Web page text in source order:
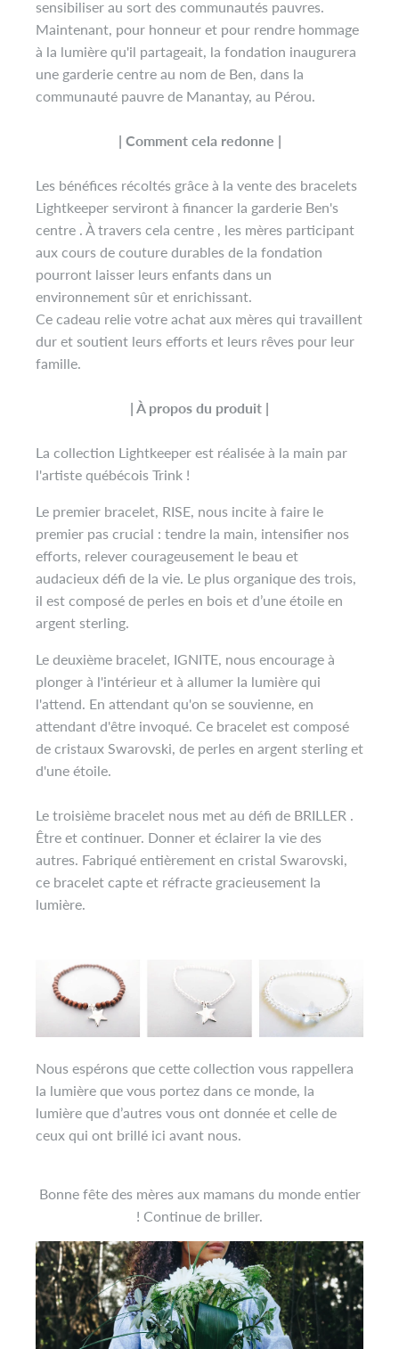
sensibiliser au sort des communautés pauvres.
Maintenant, pour honneur et pour rendre hommage
à la lumière qu'il partageait, la fondation inaugurera
une garderie centre au nom de Ben, dans la
communauté pauvre de Manantay, au Pérou.
| Comment cela redonne |
Les bénéfices récoltés grâce à la vente des bracelets
Lightkeeper serviront à financer la garderie Ben's
centre . À travers cela centre , les mères participant
aux cours de couture durables de la fondation
pourront laisser leurs enfants dans un
environnement sûr et enrichissant.
Ce cadeau relie votre achat aux mères qui travaillent
dur et soutient leurs efforts et leurs rêves pour leur
famille.
| À propos du produit |
La collection Lightkeeper est réalisée à la main par
l'artiste québécois Trink !
Le premier bracelet, RISE, nous incite à faire le
premier pas crucial : tendre la main, intensifier nos
efforts, relever courageusement le beau et
audacieux défi de la vie. Le plus organique des trois,
il est composé de perles en bois et d’une étoile en
argent sterling.
Le deuxième bracelet, IGNITE, nous encourage à
plonger à l'intérieur et à allumer la lumière qui
l'attend. En attendant qu'on se souvienne, en
attendant d'être invoqué. Ce bracelet est composé
de cristaux Swarovski, de perles en argent sterling et
d'une étoile.
Le troisième bracelet nous met au défi de BRILLER
Être et continuer. Donner et éclairer la vie des
autres. Fabriqué entièrement en cristal Swarovski,
ce bracelet capte et réfracte gracieusement la
lumière.
Nous espérons que cette collection vous rappellera
la lumière que vous portez dans ce monde, la
lumière que d’autres vous ont donnée et celle de
ceux qui ont brillé ici avant nous.
Bonne fête des mères aux mamans du monde entier
! Continue de briller.